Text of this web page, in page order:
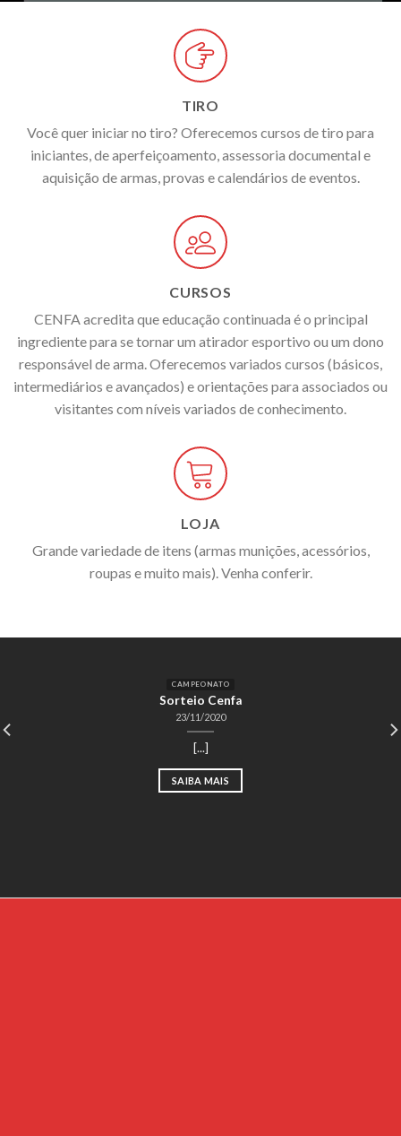
TIRO
Você quer iniciar no tiro? Oferecemos cursos de tiro para
iniciantes, de aperfeiçoamento, assessoria documental e
aquisição de armas, provas e calendários de eventos.
CURSOS
CENFA acredita que educação continuada é o principal
ingrediente para se tornar um atirador esportivo ou um dono
responsável de arma. Oferecemos variados cursos (básicos,
intermediários e avançados) e orientações para associados ou
visitantes com níveis variados de conhecimento.
LOJA
Grande variedade de itens (armas munições, acessórios,
roupas e muito mais). Venha conferir.
CAMPEONATO
Sorteio Cenfa
23/11/2020
[...]
SAIBA MAIS